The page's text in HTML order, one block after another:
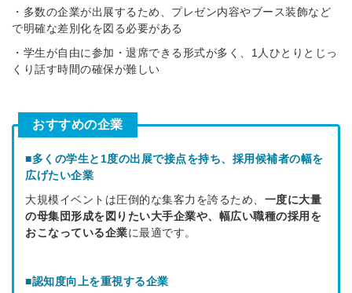
・多数の企業が出展するため、プレゼン内容やブース装飾など
で明確な差別化を図る必要がある
・学生が自由に参加・退席できる形式が多く、1人ひとりとじっ
くり話す時間の確保が難しい
おすすめの企業
■多くの学生と1度の出展で接点を持ち、採用候補者の幅を
広げたい企業
大規模イベントは圧倒的な集客力を誇るため、 一度に大量
の母集団形成を図りたい大手企業や、幅広い職種の採用を
おこなっている企業に最適です。
■認知度向上を重視する企業
ログインする
ワードをお忘れですか？
サービスIDでログイン
採用部があなたの許可なく投稿すること
はありません
※ログインIDとなります
同意のうえ